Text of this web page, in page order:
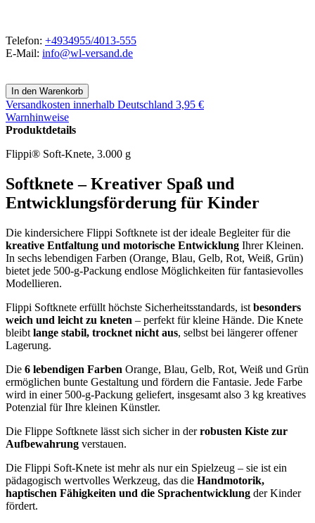
Telefon: +4934955/4013-555
E-Mail: info@wl-versand.de
Versandkosten innerhalb Deutschland 3,95 €
Warnhinweise
Produktdetails
Flippi® Soft-Knete, 3.000 g
Softknete – Kreativer Spaß und
Entwicklungsförderung für Kinder
Die kindersichere Flippi Softknete ist der ideale Begleiter für die
kreative Entfaltung und motorische Entwicklung Ihrer Kleinen.
In sechs lebendigen Farben (Orange, Blau, Gelb, Rot, Weiß, Grün)
bietet jede 500-g-Packung endlose Möglichkeiten für fantasievolles
Modellieren.
Flippi Softknete erfüllt höchste Sicherheitsstandards, ist besonders
weich und leicht zu kneten – perfekt für kleine Hände. Die Knete
bleibt lange stabil, trocknet nicht aus, selbst bei längerer offener
Lagerung.
Die 6 lebendigen Farben Orange, Blau, Gelb, Rot, Weiß und Grün
ermöglichen bunte Gestaltung und fördern die Fantasie. Jede Farbe
wird in einer 500-g-Packung geliefert, insgesamt also 3 kg kreatives
Potenzial für Ihre kleinen Künstler.
Die Flippe Softknete lässt sich sicher in derrobusten Kiste zur
Aufbewahrung verstauen.
Die Flippi Soft-Knete ist mehr als nur ein Spielzeug – sie ist ein
pädagogisch wertvolles Werkzeug, das die Handmotorik,
haptischen Fähigkeiten und die Sprachentwicklung der Kinder
fördert.